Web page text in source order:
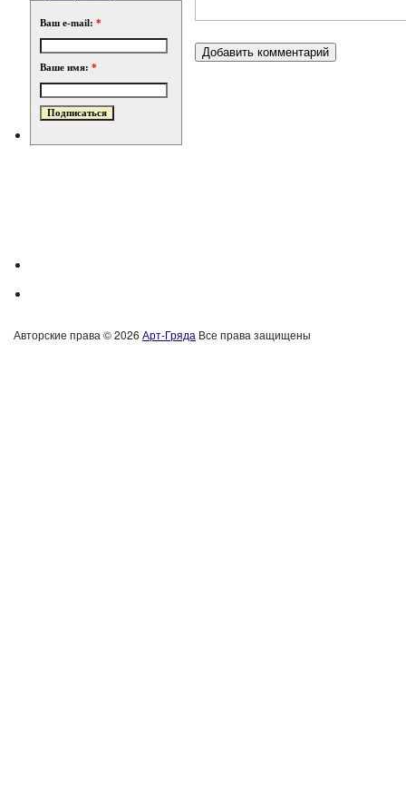
Ваш e-mail: *
Ваше имя: *
Авторские права © 2026 Арт-Гряда Все права защищены